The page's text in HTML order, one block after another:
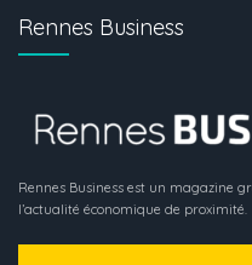
Rennes Business
Rennes Business est un magazine
l’actualité économique de proximité.